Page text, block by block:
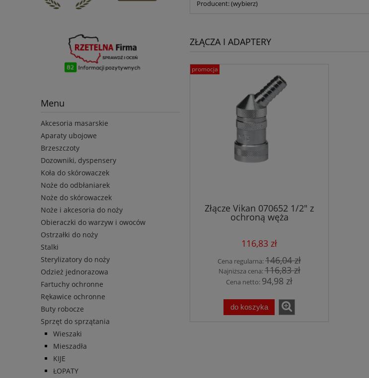
Menu
Akcesoria masarskie
Aparaty ubojowe
Brzeszczoty
Dozowniki, dyspensery
Koła do skórowaczek
Noże do odbłaniarek
Noże do skórowaczek
Noże i akcesoria do noży
Obieraczki do warzyw i owoców
Ostrzałki do noży
Stalki
Sterylizatory do noży
Odzież jednorazowa
Fartuchy ochronne
Rękawice ochronne
Buty robocze
Sprzęt do sprzątania
Wieszaki
Mieszadła
KIJE
ŁOPATY
Producent: (wybierz)
ZŁĄCZA I ADAPTERY
Złącze Vikan 070652 1/2" z
ochroną węża
116,83 zł
Cena regularna:146,04 zł
Najniższa cena:116,83 zł
Cena netto: 94,98 zł
do koszyka
promocja